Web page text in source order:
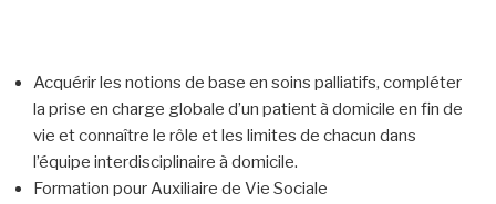
Acquérir les notions de base en soins palliatifs, compléter
la prise en charge globale d’un patient à domicile en fin de
vie et connaître le rôle et les limites de chacun dans
l’équipe interdisciplinaire à domicile.
Formation pour Auxiliaire de Vie Sociale